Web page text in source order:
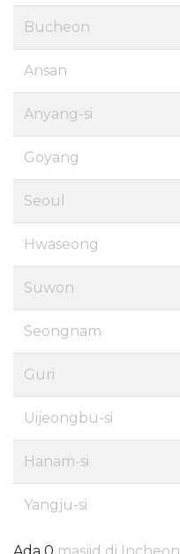
Bucheon
Ansan
Anyang-si
Goyang
Seoul
Hwaseong
Suwon
Seongnam
Guri
Uijeongbu-si
Hanam-si
Yangju-si